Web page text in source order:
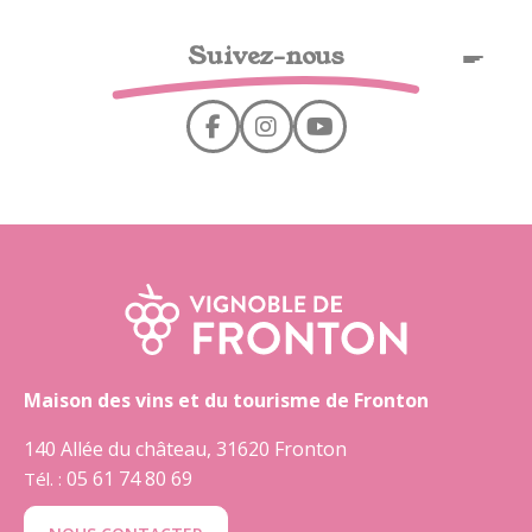
Suivez-nous
Maison des vins et du tourisme de Fronton
140 Allée du château, 31620 Fronton
Tél. : 05 61 74 80 69